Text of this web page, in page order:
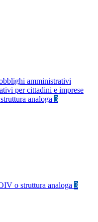
amministrativi
per cittadini e imprese
analoga 3
o struttura analoga 3